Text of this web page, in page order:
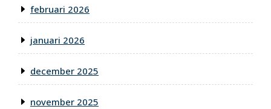
februari 2026
januari 2026
december 2025
november 2025